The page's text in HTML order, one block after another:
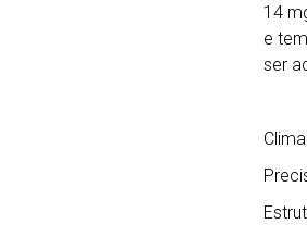
14
e
ser